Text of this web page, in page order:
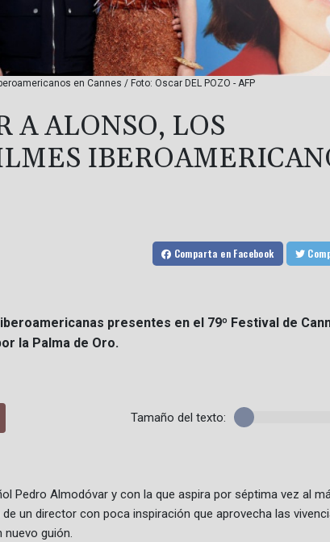
en Cannes / Foto: Oscar DEL POZO - AFP
A ALONSO, LOS
Comparta en Facebook
presentes en el 79º Festival de
la Palma de Oro.
Tamaño del texto:
Pedro Almodóvar y con la que aspira por séptima vez al
un director con poca inspiración que aprovecha las
guión.